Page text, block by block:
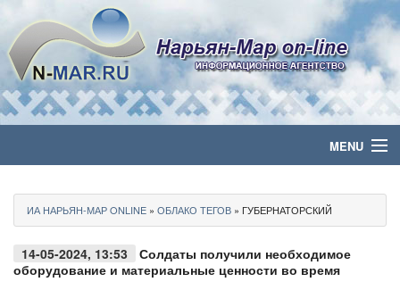
MENU
Политика
Бизнес
ИА НАРЬЯН-МАР ONLINE » ОБЛАКО ТЕГОВ » ГУБЕРНАТОРСКИЙ
14-05-2024, 13:53
Солдаты получили необходимое
оборудование и материальные ценности во время